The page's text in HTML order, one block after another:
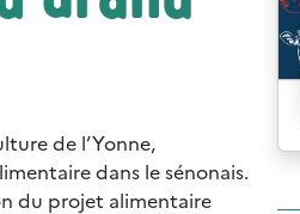
de l’Yonne,
dans le sénonais.
du projet alimentaire